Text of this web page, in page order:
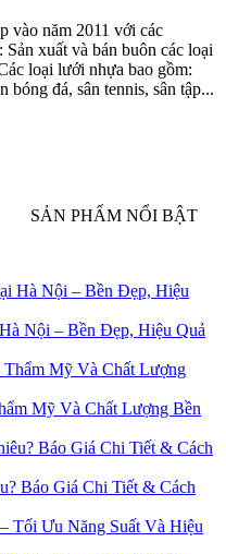
năm 2011 với các
xuất và bán buôn các loại
loại lưới nhựa bao gồm:
đá, sân tennis, sân tập...
SẢN PHẨM NỔI BẬT
Nội – Bền Đẹp, Hiệu Quả
Mỹ Và Chất Lượng Bền
Báo Giá Chi Tiết & Cách